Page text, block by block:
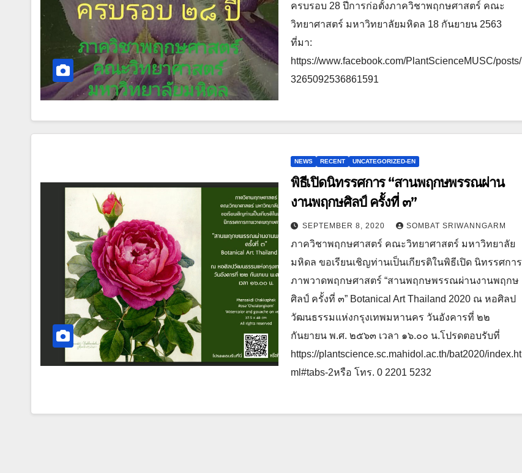
ครบรอบ​ 28​ ปีการก่อตั้งภาควิชาพฤกษศาสตร์​ คณะ
วิทยาศาสตร์​ มหาวิทยาลัยมหิดล 18​ กันยายน​ 2563
ที่มา:
https://www.facebook.com/PlantScienceMUSC/posts/
3265092536861591
NEWS RECENT UNCATEGORIZED-EN
พิธีเปิดนิทรรศการ “สานพฤกษพรรณผ่าน
งานพฤกษศิลป์ ครั้งที่ ๓”
SEPTEMBER 8, 2020 SOMBAT SRIWANNGARM
ภาควิชาพฤกษศาสตร์ คณะวิทยาศาสตร์ มหาวิทยาลัย
มหิดล ขอเรียนเชิญท่านเป็นเกียรติในพิธีเปิด นิทรรศการ
ภาพวาดพฤกษศาสตร์ “สานพฤกษพรรณผ่านงานพฤกษ
ศิลป์ ครั้งที่ ๓” Botanical Art Thailand 2020 ณ หอศิลป
วัฒนธรรมแห่งกรุงเทพมหานคร วันอังคารที่ ๒๒
กันยายน พ.ศ. ๒๕๖๓ เวลา ๑๖.๐๐ น.โปรดตอบรับที่
https://plantscience.sc.mahidol.ac.th/bat2020/index.ht
ml#tabs-2หรือ โทร. 0 2201 5232